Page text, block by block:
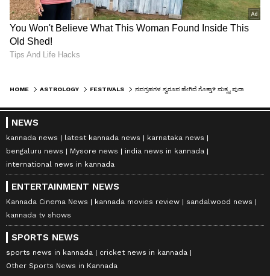
HOME ASTROLOGY FESTIVALS
NEWS
kannada news latest kannada news
karnataka news
bengaluru news
Mysore news
india news in kannada
international news in kannada
ENTERTAINMENT NEWS
Kannada Cinema News kannada movies review
sandalwood news
kannada tv shows
SPORTS NEWS
sports news in kannada
cricket news in kannada
Other Sports News in Kannada